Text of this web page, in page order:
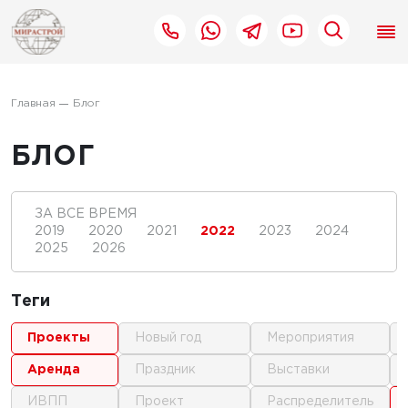
Главная Блог
БЛОГ
ЗА ВСЕ ВРЕМЯ
2019
2020 2021 2022 2023
2024
2025
2026
Теги
проекты
аренда
ИВПП
новый год
праздник
проект
мероприятия
выставки
распределитель